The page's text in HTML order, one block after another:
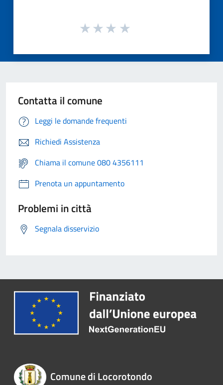
Contatta il comune
Leggi le domande frequenti
Richiedi Assistenza
Chiama il comune 080 4356111
Prenota un appuntamento
Problemi in città
Segnala disservizio
Comune di Locorotondo